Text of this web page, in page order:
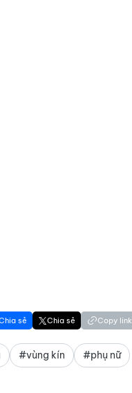
sẻ Chia sẻ Copy link
#vùng kín #phụ nữ